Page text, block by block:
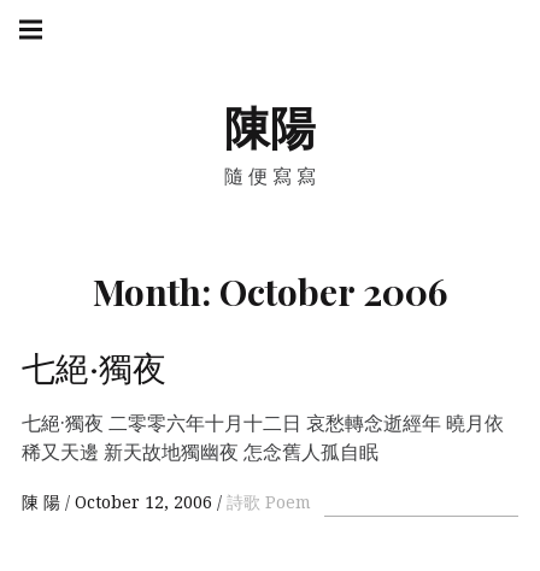
Skip
陳陽
隨便寫寫
navigation
Month: October 2006
七絕·獨夜
七絕·獨夜 二零零六年十月十二日 哀愁轉念逝經年 曉月依
稀又天邊 新天故地獨幽夜 怎念舊人孤自眠
陳 陽 October 12, 2006 詩歌 Poem